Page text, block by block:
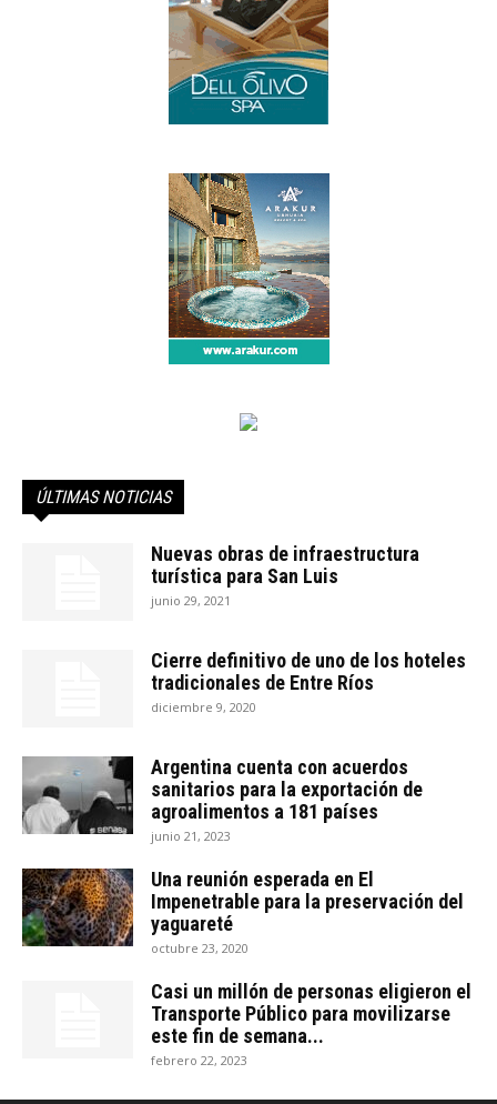
ÚLTIMAS NOTICIAS
Nuevas obras de infraestructura
turística para San Luis
junio 29, 2021
Cierre definitivo de uno de los hoteles
tradicionales de Entre Ríos
diciembre 9, 2020
Argentina cuenta con acuerdos
sanitarios para la exportación de
agroalimentos a 181 países
junio 21, 2023
Una reunión esperada en El
Impenetrable para la preservación del
yaguareté
octubre 23, 2020
Casi un millón de personas eligieron el
Transporte Público para movilizarse
este fin de semana...
febrero 22, 2023